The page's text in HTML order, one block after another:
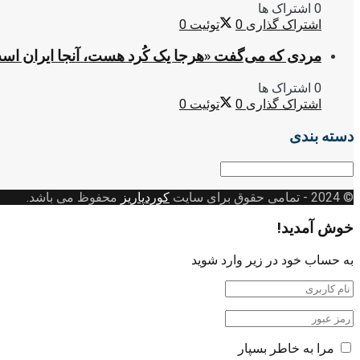
0 اشتراک ها
اشتراک گذاری 0 توئیت 0
مردی که می‌گفت «هرجا یک کُرد هست، آنجا ایران
0 اشتراک ها
اشتراک گذاری 0 توئیت 0
دسته بندی
دسته
© 2024
- تمامی حقوق برای سایت کوردپاریز محفوظ می باشد.
خوش آمدید!
به حساب خود در زیر وارد شوید
مرا به خاطر بسپار